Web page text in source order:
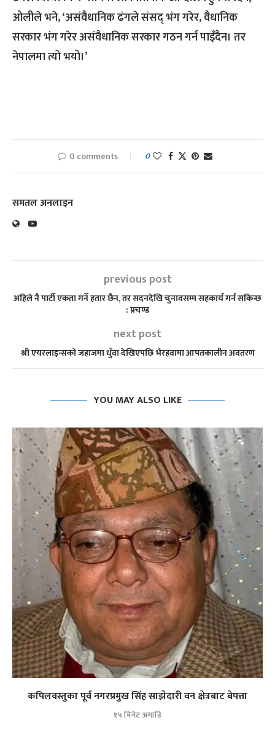
ओलीले भने, ‘असंवैधानिक ढंगले संसद् भंग गरेर, वैधानिक
सरकार भंग गरेर असंवैधानिक सरकार गठन गर्न पाइँदैन। तर
नेपालमा त्यो भयो।’
0 comments 0
समतल अनलाइन
previous post
अहिले नै पार्टी एकता गर्ने हतार छैन, तर सदनदेखि चुनावसम्म सहकार्य गर्न सकिन्छ
: प्रचण्ड
next post
श्री एयरलाइन्सको जहाजमा धुँवा देखिएपछि भैरहवामा आपतकालीन अवतरण
YOU MAY ALSO LIKE
कपिलवस्तुका पूर्व नगरप्रमुख सिंह साझेदारी वन क्षेत्रबाट बेपत्ता
१५ मिनेट अगाडि